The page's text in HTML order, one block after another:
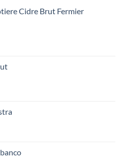
Cidre Brut Fermier